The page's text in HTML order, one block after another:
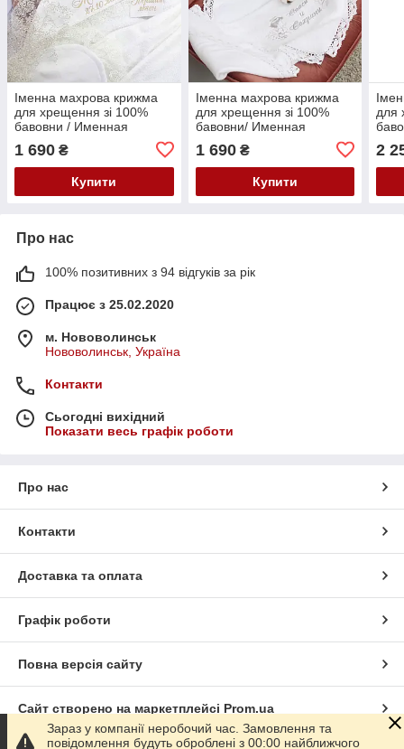
Іменна махрова крижма
для хрещення зі 100%
бавовни / Именная
крещения Мамина
радость
1 690 ₴
Купити
Іменна махрова крижма
для хрещення зі 100%
бавовни/ Именная
крещения Мамина
радость
1 690₴
Купити
для
2
Про нас
100% позитивних з 94 відгуків за рік
Працює з 25.02.2020
м. Нововолинськ
Нововолинськ, Україна
Контакти
Сьогодні вихідний
Показати весь графік роботи
Про нас
Контакти
Доставка та оплата
Графік роботи
Повна версія сайту
Сайт створено на маркетплейсі Prom.ua
Зараз у компанії неробочий час. Замовлення та
повідомлення будуть оброблені з 00:00 найближчого